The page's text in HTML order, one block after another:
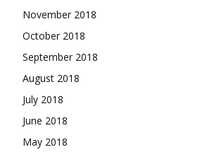
November 2018
October 2018
September 2018
August 2018
July 2018
June 2018
May 2018